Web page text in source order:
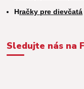
Hračky pre dievčatá
Sledujte nás na